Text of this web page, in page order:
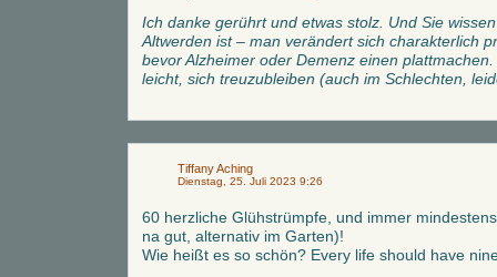
Ich danke gerührt und etwas stolz. Und Sie
Altwerden ist – man verändert sich charakterlich
bevor Alzheimer oder Demenz einen
leicht, sich treuzubleiben (auch im Schlechten,
Tiffany Aching
Dienstag, 25. Juli 2023 9:26
60 herzliche Glühstrümpfe, und immer
na gut, alternativ im Garten)!
Wie heißt es so schön? Every life should have